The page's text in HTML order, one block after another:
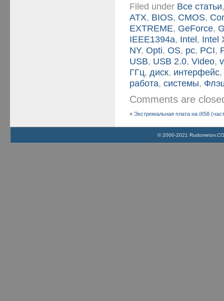
Filed under Все статьи
ATX, BIOS, CMOS,
EXTREME, GeForce,
IEEE1394a, Intel, Intel
NY,Opti,OS, pc, PCI,
USB, USB 2.0,Video,
ГГц,диск, интерфейс
работа,системы,
Comments are
«Экстремальная плата на iX58
© 2000-2021